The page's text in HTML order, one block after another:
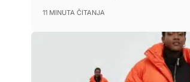
11 MINUTA ČITANJA